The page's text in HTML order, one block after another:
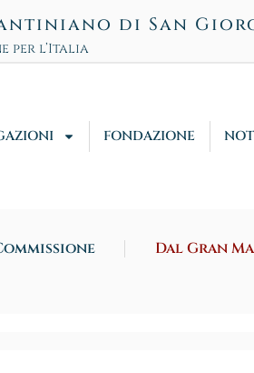
di San
per l’Italia
FONDAZIONE
Dal Gran